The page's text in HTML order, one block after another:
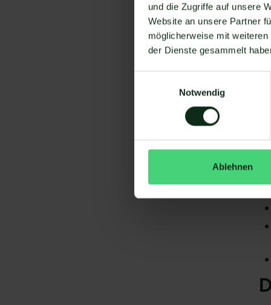
und die Zugriffe auf unsere
Website an unsere Partner
möglicherweise mit
der Dienste gesammelt
Notwendig
Ablehnen